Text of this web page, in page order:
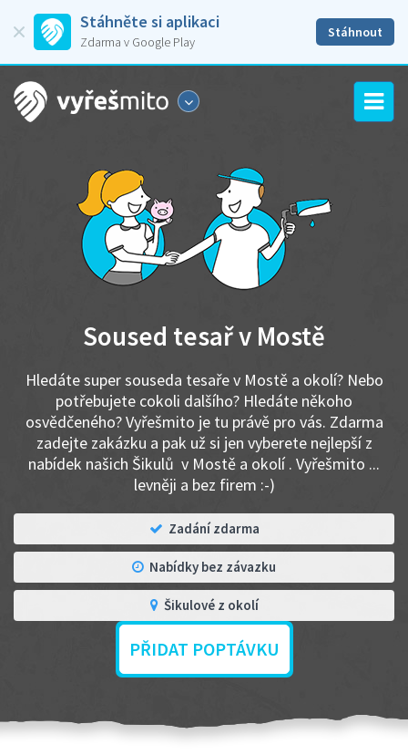
Stáhněte si aplikaci
Zdarma v Google Play
Stáhnout
Soused tesař v Mostě
Hledáte super souseda tesaře v Mostě a okolí? Nebo
potřebujete cokoli dalšího? Hledáte někoho
osvědčeného? Vyřešmito je tu právě pro vás. Zdarma
zadejte zakázku a pak už si jen vyberete nejlepší z
nabídek našich Šikulů v Mostě a okolí . Vyřešmito ...
levněji a bez firem :-)
Zadání zdarma
Nabídky bez závazku
Šikulové z okolí
PŘIDAT POPTÁVKU